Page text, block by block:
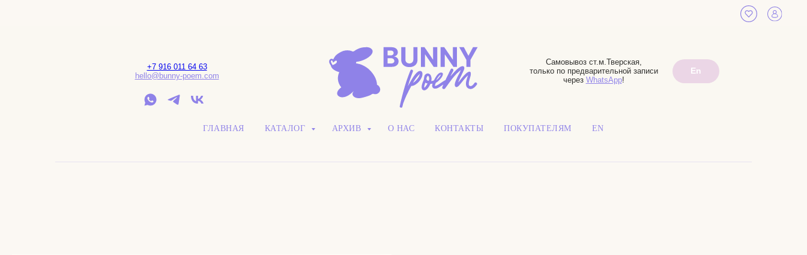
+7 916 011 64 63
hello@bunny-poem.com
Самовывоз ст.м.Тверская,
только по предварительной записи
через WhatsApp!
En
ГЛАВНАЯ КАТАЛОГ АРХИВ О НАС КОНТАКТЫ ПОКУПАТЕЛЯМ EN